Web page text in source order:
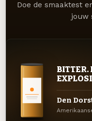
Doe de smaaktest
jouw
BITTER.
Den